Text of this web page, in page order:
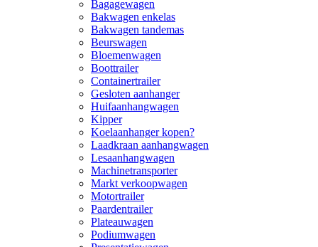
Bagagewagen
Bakwagen enkelas
Bakwagen tandemas
Beurswagen
Bloemenwagen
Boottrailer
Containertrailer
Gesloten aanhanger
Huifaanhangwagen
Kipper
Koelaanhanger kopen?
Laadkraan aanhangwagen
Lesaanhangwagen
Machinetransporter
Markt verkoopwagen
Motortrailer
Paardentrailer
Plateauwagen
Podiumwagen